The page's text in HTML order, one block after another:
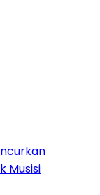
Musisi